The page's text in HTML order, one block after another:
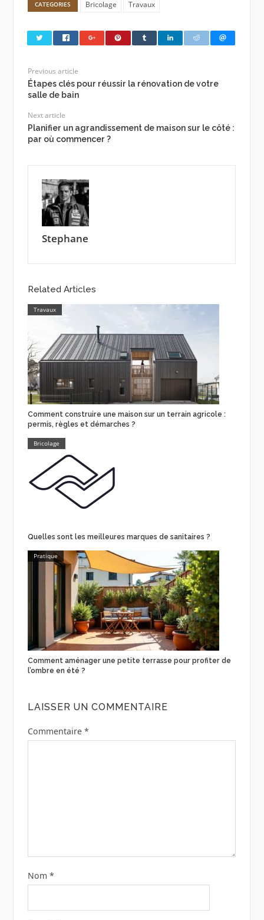
CATEGORIES Bricolage Travaux
Previous article
Étapes clés pour réussir la rénovation de votre
salle de bain
Next article
Planifier un agrandissement de maison sur le côté :
par où commencer ?
Stephane
Related Articles
Travaux
Comment construire une maison sur un terrain agricole :
permis, règles et démarches ?
Bricolage
Quelles sont les meilleures marques de sanitaires ?
Pratique
Comment aménager une petite terrasse pour profiter de
l’ombre en été ?
LAISSER UN COMMENTAIRE
Commentaire *
Nom *